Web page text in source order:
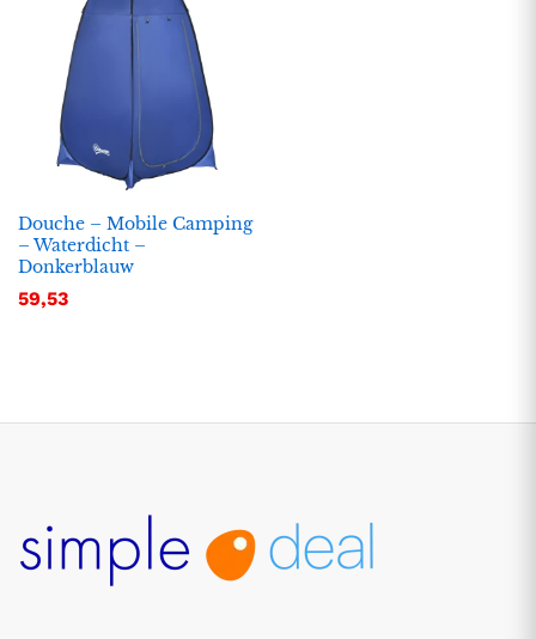
Douche – Mobile Camping
– Waterdicht –
Donkerblauw
59,53